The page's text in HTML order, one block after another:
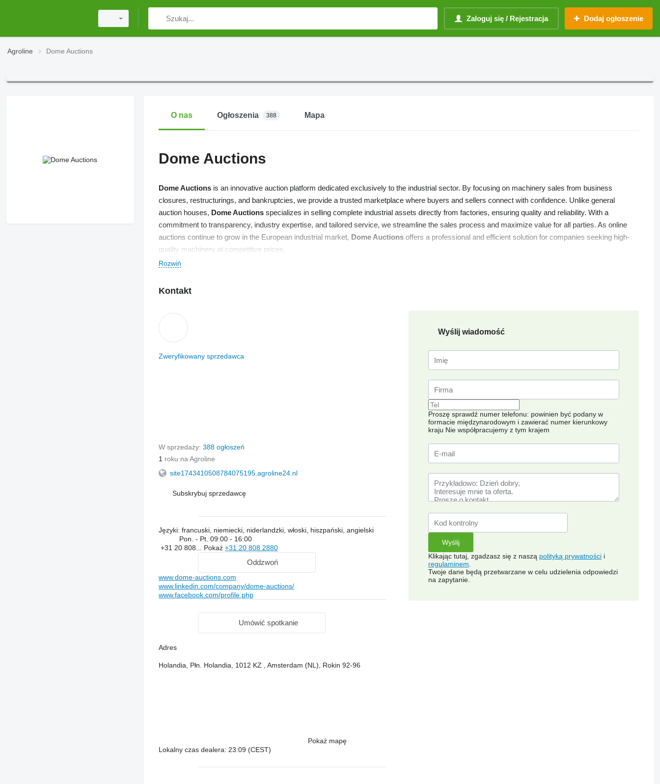
Zaloguj się / Rejestracja Dodaj ogłoszenie
Agroline Dome Auctions
O nas Ogłoszenia 388 Mapa
Dome Auctions
Dome Auctionsis an innovative auction platform dedicated exclusively to the industrial sector. By focusing on machinery sales from business
closures, restructurings, and bankruptcies, we provide a trusted marketplace where buyers and sellers connect with confidence. Unlike general
auction houses, Dome Auctionsspecializes in selling complete industrial assets directly from factories, ensuring quality and reliability. With a
commitment to transparency, industry expertise, and tailored service, we streamline the sales process and maximize value for all parties. As online
auctions continue to grow in the European industrial market, Dome Auctionsoffers a professional and efficient solution for companies seeking high-
quality machinery at competitive prices.
Rozwiń
Kontakt
Zweryfikowany sprzedawca
W sprzedaży: 388 ogłoszeń
1 roku na Agroline
site1743410508784075195.agroline24.nl
Subskrybuj sprzedawcę
Języki: francuski, niemiecki, niderlandzki, włoski, hiszpański, angielski
Pon. - Pt. 09:00 - 16:00
+31 20 808... Pokaż +31 20 808 2880
Oddzwoń
www.dome-auctions.com
www.linkedin.com/company/dome-auctions/
www.facebook.com/profile.php
Umówić spotkanie
Adres
Holandia, Płn. Holandia, 1012 KZ , Amsterdam (NL), Rokin 92-96
Pokaż mapę
Lokalny czas dealera: 23:09 (CEST)
Wyślij wiadomość
Proszę sprawdź numer telefonu: powinien być podany w
formacie międzynarodowym i zawierać numer kierunkowy
kraju Nie współpracujemy z tym krajem
Klikając tutaj, zgadzasz się z naszą polityką prywatności i
regulaminem
Twoje dane będą przetwarzane w celu udzielenia odpowiedzi
na zapytanie.